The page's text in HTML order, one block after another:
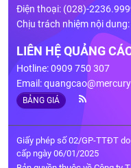
Điện thoại: (028)-
Chịu trách nhiệm nội
LIÊN HỆ QUẢNG
Hotline: 0909 750 307
Email:
BẢNG GIÁ
Giấy phép số 02/GP-TTĐT
cấp ngày 06/01/2025